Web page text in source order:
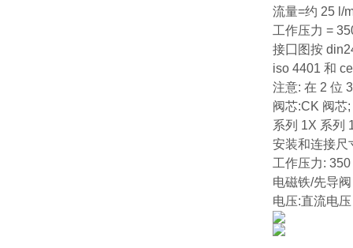
流量=约 25 l/
工作压力 =
接囗图按
iso 4401 和
注意: 在 2 位
阀芯:CK 阀芯;
系列 1X 系列
安装和连接尺
工作压力: 350
电磁铁/先导
电压:直流电